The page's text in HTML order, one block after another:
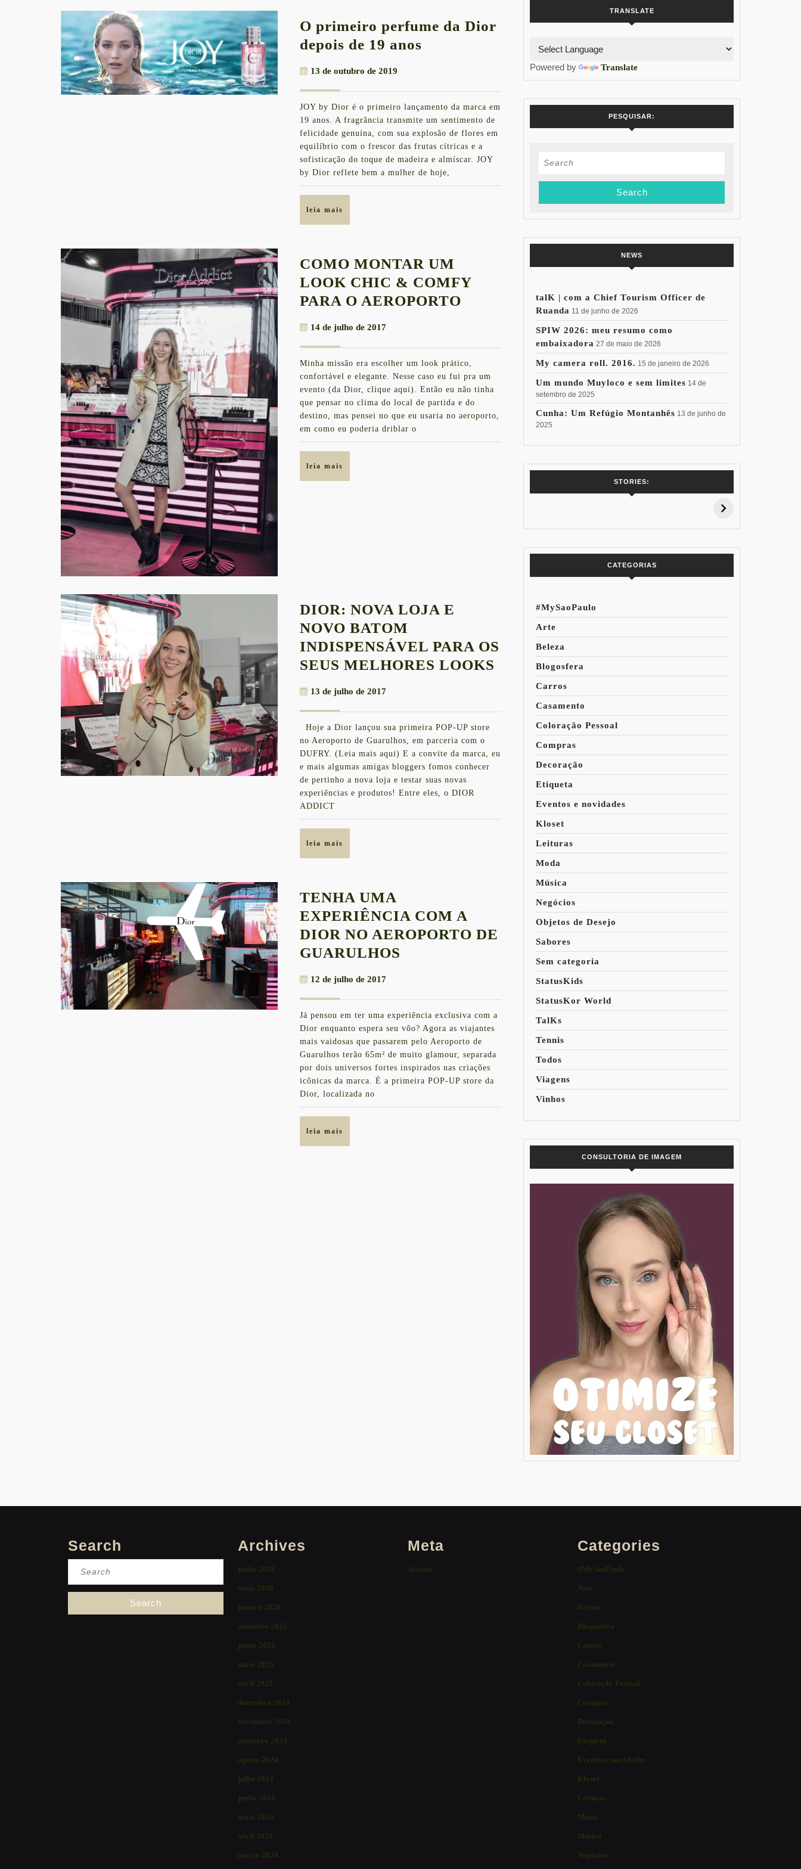
O primeiro perfume da Dior
depois de 19 anos
da
Dior
depois
de
19
anos
13 de outubro de 2019
de
2019
JOY by Dior é o primeiro lançamento da marca em
19 anos. A fragrância transmite um sentimento de
felicidade genuína, com sua explosão de flores em
equilíbrio com o frescor das frutas cítricas e a
sofisticação do toque de madeira e almíscar. JOY
by Dior reflete bem a mulher de hoje,
leia mais
COMO MONTAR UM
LOOK CHIC & COMFY
PARA O AEROPORTO
LOOK
CHIC
&
COMFY
PARA
O
AEROPORTO
14 de julho de 201714
de
2017
Minha missão era escolher um look prático,
confortável e elegante. Nesse caso eu fui pra um
evento (da Dior, clique aqui). Então eu não tinha
que pensar no clima do local de partida e do
destino, mas pensei no que eu usaria no aeroporto,
em como eu poderia driblar o
leia mais
DIOR: NOVA LOJA E
NOVO BATOM
INDISPENSÁVEL PARA OS
SEUS MELHORES LOOKS DIOR:
NOVA
E
NOVO
BATOM
INDISPENSÁVEL
SEUS
MELHORES
LOOKS
13 de julho de 201713
de
2017
Hoje a Dior lançou sua primeira POP-UP store
no Aeroporto de Guarulhos, em parceria com o
DUFRY. (Leia mais aqui) E a convite da marca, eu
e mais algumas amigas bloggers fomos conhecer
de pertinho a nova loja e testar suas novas
experiências e produtos! Entre eles, o DIOR
ADDICT
leia mais
TENHA UMA
EXPERIÊNCIA COM A
DIOR NO AEROPORTO DE
GUARULHOS
COM
A
DIOR
NO
AEROPORTO
GUARULHOS
12 de julho de 201712
de
2017
Já pensou em ter uma experiência exclusiva com a
Dior enquanto espera seu vôo? Agora as viajantes
mais vaidosas que passarem pelo Aeroporto de
Guarulhos terão 65m² de muito glamour, separada
por dois universos fortes inspirados nas criações
icônicas da marca. É a primeira POP-UP store da
Dior, localizada no
leia mais
TRANSLATE
Powered by Translate
PESQUISAR:
Search
NEWS
talK | com a Chief Tourism Officer de
Ruanda 11 de junho de 2026
SPIW 2026: meu resumo como
embaixadora 27 de maio de 2026
My camera roll. 2016. 15 de janeiro de 2026
Um mundo Muyloco e sem limites 14 de
setembro de 2025
Cunha: Um Refúgio Montanhês 13 de junho de
2025
STORIES:
7 Vinhos com +
15% de
Pessoal: Os
CATEGORIAS
#MySaoPaulo
Arte
Beleza
Blogosfera
Carros
Casamento
Coloração Pessoal
Compras
Decoração
Etiqueta
Eventos e novidades
Kloset
Leituras
Moda
Música
Negócios
Objetos de Desejo
Sabores
Sem categoria
StatusKids
StatusKor World
TalKs
Tennis
Todos
Viagens
Vinhos
CONSULTORIA DE IMAGEM
Search Archives
junho 2026
maio 2026
janeiro 2026
setembro 2025
junho 2025
maio 2025
abril 2025
dezembro 2024
novembro 2024
setembro 2024
agosto 2024
julho 2024
junho 2024
maio 2024
abril 2024
março 2024
Meta
Acessar
Categories
#MySaoPaulo
Arte
Beleza
Blogosfera
Carros
Casamento
Coloração Pessoal
Compras
Decoração
Etiqueta
Eventos e novidades
Kloset
Leituras
Moda
Música
Negócios